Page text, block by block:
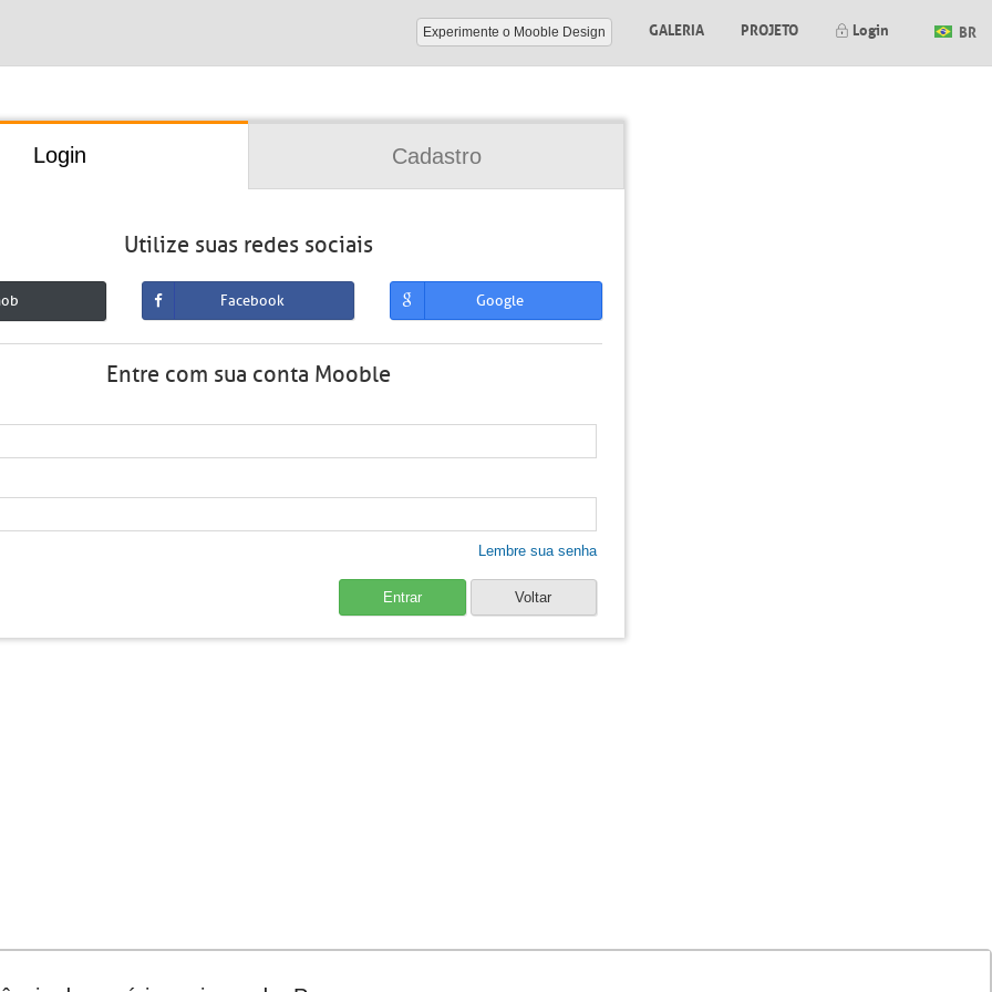
Experimente o Mooble Design GALERIA PROJETO Login BR
Login Cadastro
Utilize suas redes sociais
Facebook Google
Entre com sua conta Mooble
Lembre sua senha
Entrar Voltar